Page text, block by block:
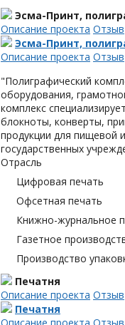
Эсма-Принт,
Описание проекта Отзыв
Эсма-Принт,
Описание проекта Отзыв
"Полиграфический
оборудования,
комплекс
блокноты, конверты,
продукции для пищевой
государственных
Отрасль
Цифровая печать
Офсетная печать
Книжно-журнальное
Газетное
Производство
Печатня
Описание проекта Отзыв
Печатня